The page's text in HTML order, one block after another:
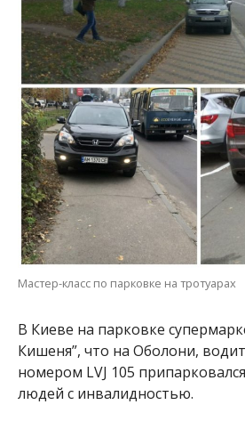
Мастер-класс по парковке на тротуарах
В Киеве на парковке
Кишеня”, что на Оболони,
номером LVJ 105
людей с инвалидностью.